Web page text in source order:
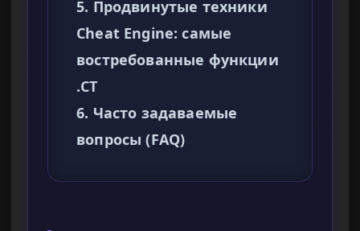
5. Продвинутые техники
Cheat Engine: самые
востребованные функции
.CT
6. Часто задаваемые
вопросы (FAQ)